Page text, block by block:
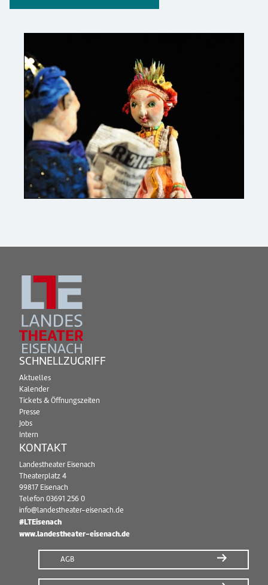
SCHNELLZUGRIFF
Aktuelles
Kalender
Tickets & Öffnungszeiten
Presse
Jobs
Intern
KONTAKT
Landestheater Eisenach
Theaterplatz 4
99817 Eisenach
Telefon 03691 256 0
info@landestheater-eisenach.de
#LTEisenach
www.landestheater-eisenach.de
AGB